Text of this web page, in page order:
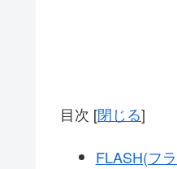
目次 [閉じる]
FLASH(フ